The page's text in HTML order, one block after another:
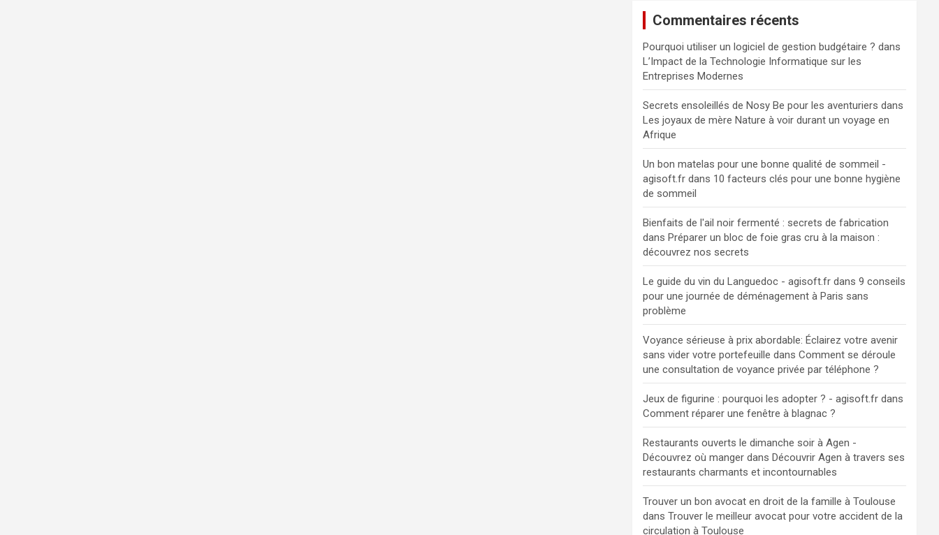
Commentaires récents
Pourquoi utiliser un logiciel de gestion budgétaire ? dans
L’Impact de la Technologie Informatique sur les
Entreprises Modernes
Secrets ensoleillés de Nosy Be pour les aventuriers dans
Les joyaux de mère Nature à voir durant un voyage en
Afrique
Un bon matelas pour une bonne qualité de sommeil -
agisoft.fr dans 10 facteurs clés pour une bonne hygiène
de sommeil
Bienfaits de l'ail noir fermenté : secrets de fabrication
dansPréparer un bloc de foie gras cru à la maison :
découvrez nos secrets
Le guide du vin du Languedoc - agisoft.fr dans9 conseils
pour une journée de déménagement à Paris sans
problème
Voyance sérieuse à prix abordable: Éclairez votre avenir
sans vider votre portefeuille dansComment se déroule
une consultation de voyance privée par téléphone ?
Jeux de figurine : pourquoi les adopter ? - agisoft.fr dans
Comment réparer une fenêtre à blagnac ?
Restaurants ouverts le dimanche soir à Agen -
Découvrez où manger dansDécouvrir Agen à travers ses
restaurants charmants et incontournables
Trouver un bon avocat en droit de la famille à Toulouse
dansTrouver le meilleur avocat pour votre accident de la
circulation à Toulouse